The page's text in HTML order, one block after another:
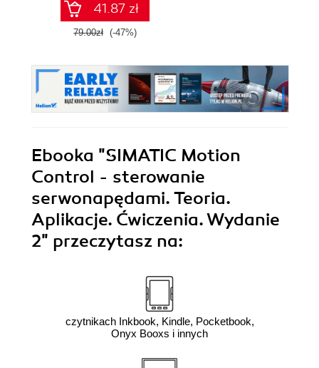
41.87 zł
79.00zł (-47%)
Ebooka "SIMATIC Motion
Control - sterowanie
serwonapędami. Teoria.
Aplikacje. Ćwiczenia. Wydanie
2" przeczytasz na:
czytnikach Inkbook, Kindle, Pocketbook,
Onyx Booxs i innych